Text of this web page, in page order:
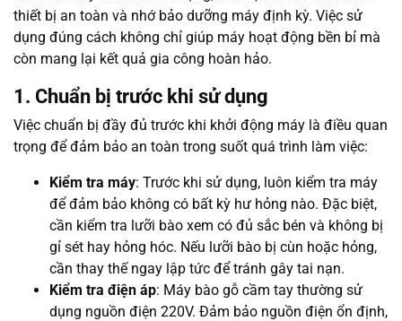
thiết bị an toàn và nhớ bảo dưỡng máy định kỳ. Việc sử
dụng đúng cách không chỉ giúp máy hoạt động bền bỉ mà
còn mang lại kết quả gia công hoàn hảo.
1. Chuẩn bị trước khi sử dụng
Việc chuẩn bị đầy đủ trước khi khởi động máy là điều quan
trọng để đảm bảo an toàn trong suốt quá trình làm việc:
Kiểm tra máy: Trước khi sử dụng, luôn kiểm tra máy
để đảm bảo không có bất kỳ hư hỏng nào. Đặc biệt,
cần kiểm tra lưỡi bào xem có đủ sắc bén và không bị
gỉ sét hay hỏng hóc. Nếu lưỡi bào bị cùn hoặc hỏng,
cần thay thế ngay lập tức để tránh gây tai nạn.
Kiểm tra điện áp: Máy bào gỗ cầm tay thường sử
dụng nguồn điện 220V. Đảm bảo nguồn điện ổn định,